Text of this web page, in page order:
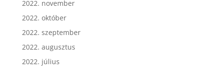
2022. november
2022. október
2022. szeptember
2022. augusztus
2022. július